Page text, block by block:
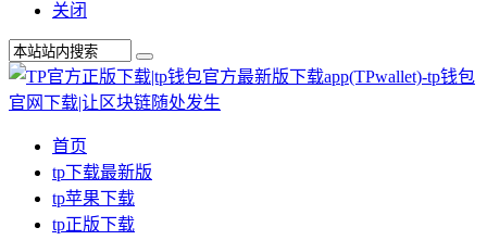
关闭
首页
tp下载最新版
tp苹果下载
tp正版下载